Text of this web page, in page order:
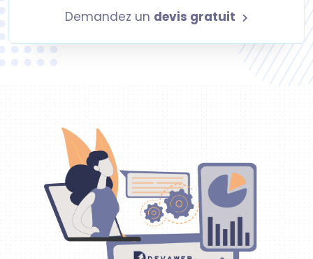
Demandez un devis gratuit